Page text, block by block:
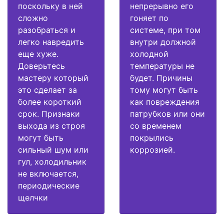
поскольку в ней
сложно
разобраться и
легко навредить
еще хуже.
Доверьтесь
мастеру который
это сделает за
более короткий
срок. Признаки
выхода из строя
могут быть
сильный шум или
гул, холодильник
не включается,
периодические
щелчки
непрерывно его
гоняет по
системе, при том
внутри должной
холодной
температуры не
будет. Причины
тому могут быть
как повреждения
патрубков или они
со временем
покрылись
коррозией.